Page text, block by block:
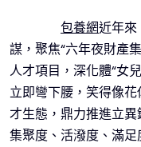
包養網近年來
謀，聚焦“六年夜財產
人才項目，深化體“女
立即彎下腰，笑得像
才生態，鼎力推進立
集聚度、活潑度、滿足